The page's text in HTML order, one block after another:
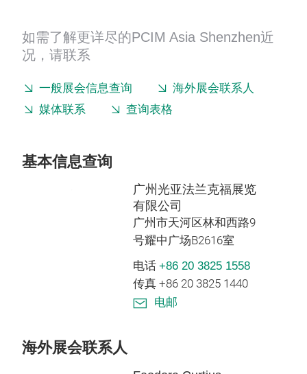
如需了解更详尽的PCIM Asia Shenzhen近
况，请联系
一般展会信息查询
海外展会联系人
媒体联系
查询表格
基本信息查询
广州光亚法兰克福展览
有限公司
广州市天河区林和西路9
号耀中广场B2616室
电话 +86 20 3825 1558
传真 +86 20 3825 1440
电邮
海外展会联系人